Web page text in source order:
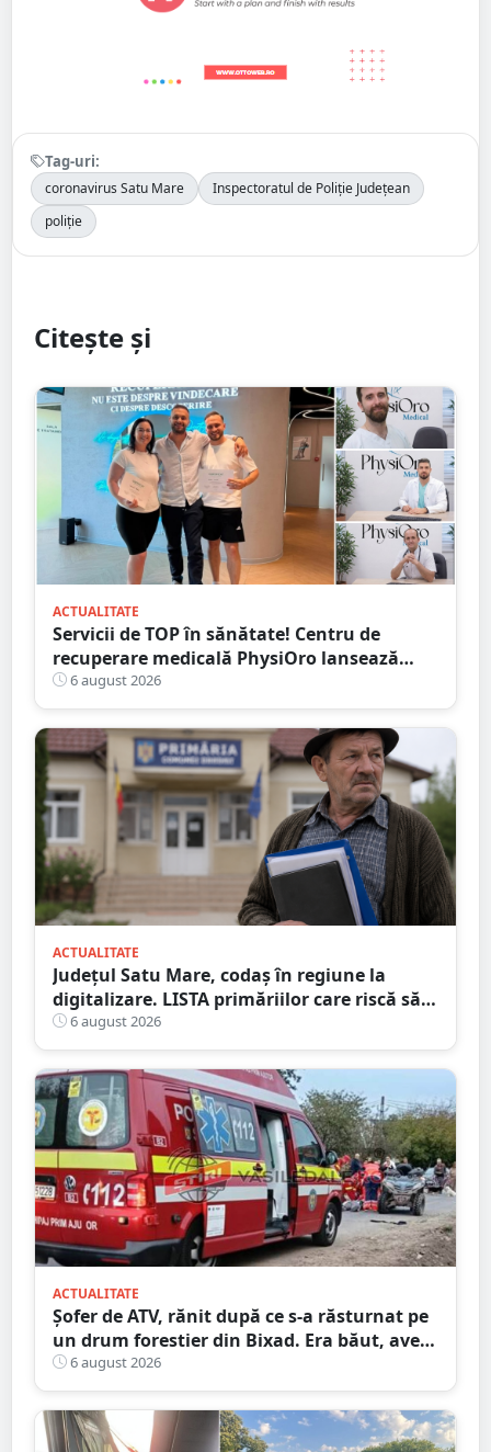
Tag-uri:
coronavirus Satu Mare
Inspectoratul de Poliție Județean
poliție
Citește și
ACTUALITATE
Servicii de TOP în sănătate! Centru de
recuperare medicală PhysiOro lansează
Divizia medicală PhysiOro
6 august 2026
ACTUALITATE
Județul Satu Mare, codaș în regiune la
digitalizare. LISTA primăriilor care riscă să
piardă bani de la buget
6 august 2026
ACTUALITATE
Șofer de ATV, rănit după ce s-a răsturnat pe
un drum forestier din Bixad. Era băut, avea
permisul anulat, iar vehiculul nu era
înmatriculat
6 august 2026